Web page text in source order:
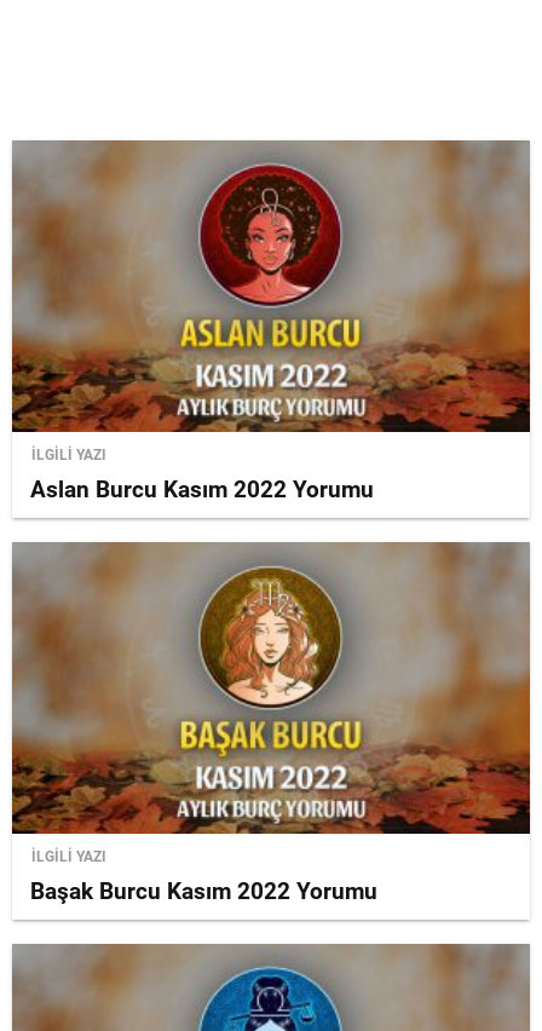
İLGİLİ YAZI
Aslan Burcu Kasım 2022 Yorumu
İLGİLİ YAZI
Başak Burcu Kasım 2022 Yorumu